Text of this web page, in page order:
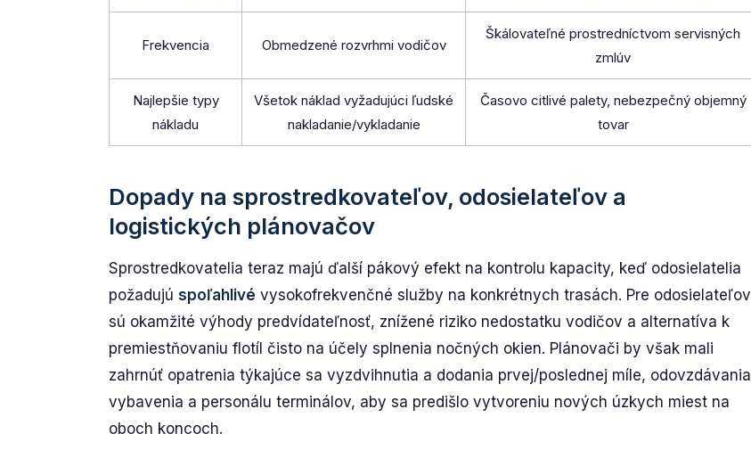
Frekvencia Obmedzené rozvrhmi vodičov
Škálovateľné prostredníctvom servisných
zmlúv
Najlepšie typy
nákladu
Všetok náklad vyžadujúci ľudské
nakladanie/vykladanie
Časovo citlivé palety, nebezpečný objemný
tovar
Dopady na sprostredkovateľov, odosielateľov a
logistických plánovačov
Sprostredkovatelia teraz majú ďalší pákový efekt na kontrolu kapacity, keď odosielatelia
požadujú spoľahlivé vysokofrekvenčné služby na konkrétnych trasách. Pre odosielateľov
sú okamžité výhody predvídateľnosť, znížené riziko nedostatku vodičov a alternatíva k
premiestňovaniu flotíl čisto na účely splnenia nočných okien. Plánovači by však mali
zahrnúť opatrenia týkajúce sa vyzdvihnutia a dodania prvej/poslednej míle, odovzdávania
vybavenia a personálu terminálov, aby sa predišlo vytvoreniu nových úzkych miest na
oboch koncoch.